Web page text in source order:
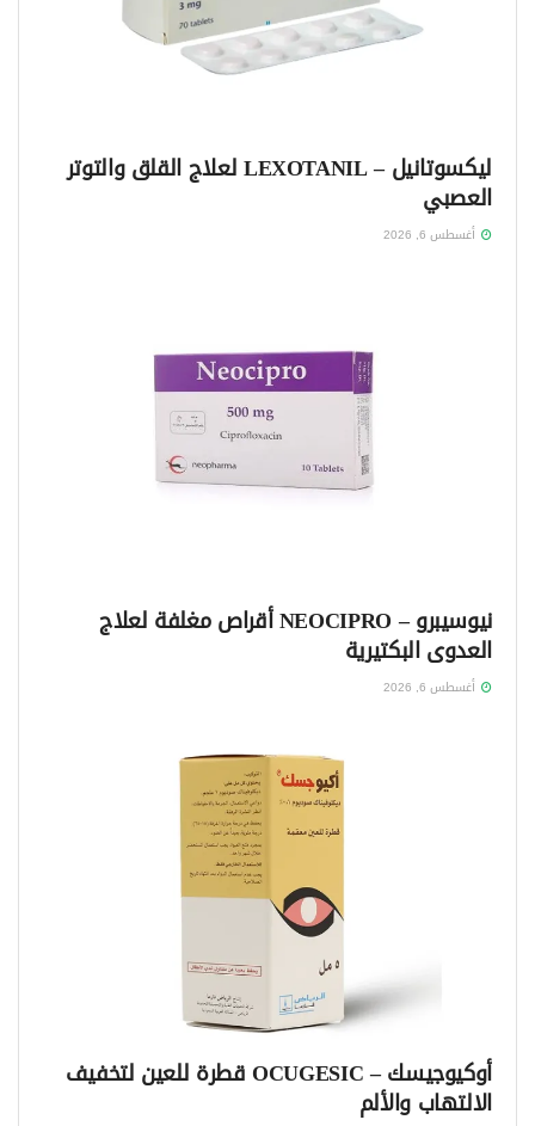
ليكسوتانيل – LEXOTANIL لعلاج القلق والتوتر
العصبي
أغسطس 6, 2026
نيوسيبرو – NEOCIPRO أقراص مغلفة لعلاج
العدوى البكتيرية
أغسطس 6, 2026
أوكيوجيسك – OCUGESIC قطرة للعين لتخفيف
الالتهاب والألم